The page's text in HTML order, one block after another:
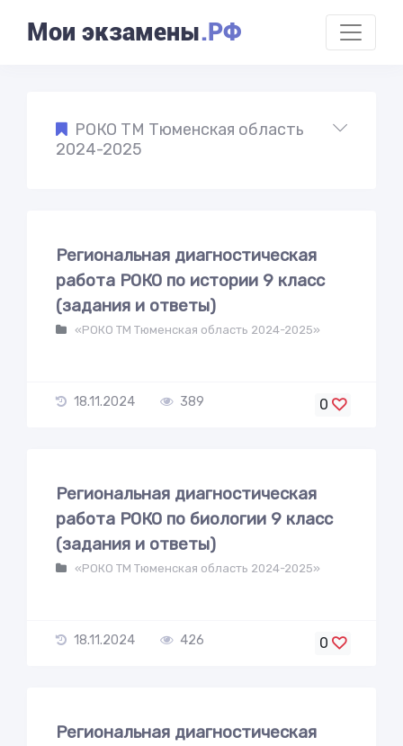
Мои экзамены.РФ
РОКО ТМ Тюменская область
2024-2025
Региональная диагностическая
работа РОКО по истории 9 класс
(задания и ответы)
«РОКО ТМ Тюменская область 2024-2025»
18.11.2024 389 0
Региональная диагностическая
работа РОКО по биологии 9 класс
(задания и ответы)
«РОКО ТМ Тюменская область 2024-2025»
18.11.2024 426 0
Региональная диагностическая